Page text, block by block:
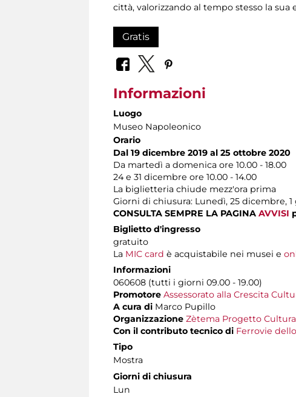
città, valorizzando al tempo stesso la
Gratis
Informazioni
Luogo
Museo Napoleonico
Orario
Dal 19 dicembre 2019 al 25 ottobre 2020
Da martedì a domenica ore 10.00 - 18.00
24 e 31 dicembre ore 10.00 - 14.00
La biglietteria chiude mezz'ora prima
Giorni di chiusura: Lunedì, 25 dicembre,
CONSULTA SEMPRE LA PAGINA AVVISI
Biglietto d'ingresso
gratuito
La MIC card è acquistabile nei musei e
Informazioni
060608 (tutti i giorni 09.00 - 19.00)
Promotore Assessorato alla Crescita
A cura di Marco Pupillo
Organizzazione Zètema Progetto Cultura
Con il contributo tecnico di Ferrovie
Tipo
Mostra
Giorni di chiusura
Lun